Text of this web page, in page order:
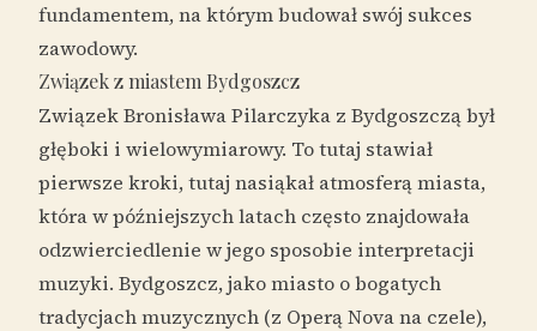
fundamentem, na którym budował swój sukces
zawodowy.
Związek z miastem Bydgoszcz
Związek Bronisława Pilarczyka z Bydgoszczą był
głęboki i wielowymiarowy. To tutaj stawiał
pierwsze kroki, tutaj nasiąkał atmosferą miasta,
która w późniejszych latach często znajdowała
odzwierciedlenie w jego sposobie interpretacji
muzyki. Bydgoszcz, jako miasto o bogatych
tradycjach muzycznych (z Operą Nova na czele),